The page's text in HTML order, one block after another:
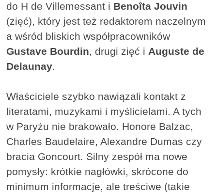
do H de Villemessant i Benoîta Jouvin
(zięć), który jest też redaktorem naczelnym
a wśród bliskich współpracowników
Gustave Bourdin, drugi zięć i Auguste de
Delaunay.
Właściciele szybko nawiązali kontakt z
literatami, muzykami i myślicielami. A tych
w Paryżu nie brakowało. Honore Balzac,
Charles Baudelaire, Alexandre Dumas czy
bracia Goncourt. Silny zespół ma nowe
pomysły: krótkie nagłówki, skrócone do
minimum informacje, ale treściwe (takie